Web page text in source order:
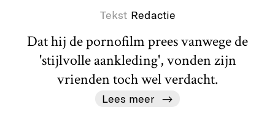
Tekst Redactie
Dat hij de pornofilm prees vanwege de
'stijlvolle aankleding', vonden zijn
vrienden toch wel verdacht.
Lees meer